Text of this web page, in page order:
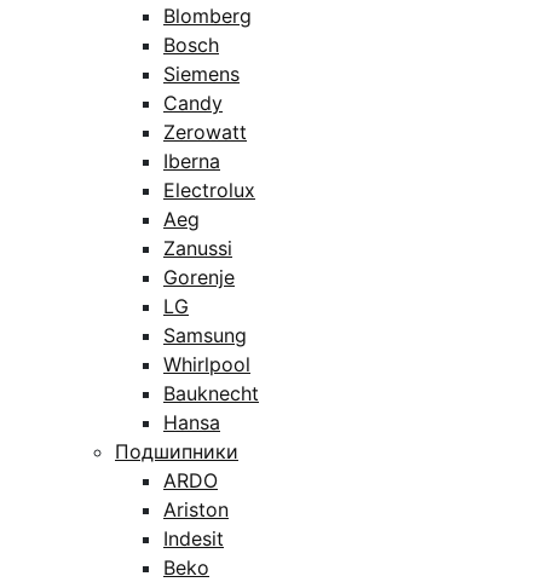
Blomberg
Bosch
Siemens
Candy
Zerowatt
Iberna
Electrolux
Aeg
Zanussi
Gorenje
LG
Samsung
Whirlpool
Bauknecht
Hansa
Подшипники
ARDO
Ariston
Indesit
Beko